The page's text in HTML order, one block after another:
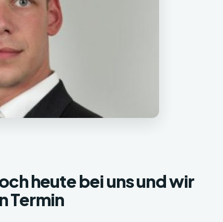
heute bei uns und wir
Termin